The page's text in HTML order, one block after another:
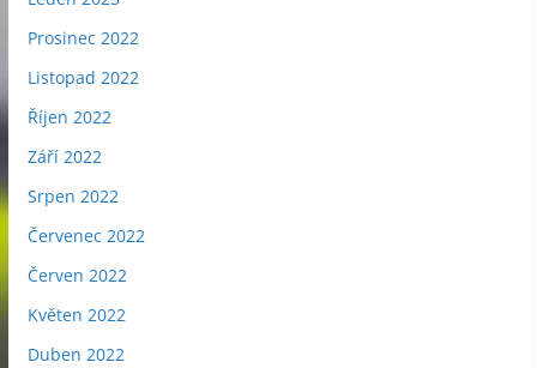
Prosinec 2022
Listopad 2022
Říjen 2022
Září 2022
Srpen 2022
Červenec 2022
Červen 2022
Květen 2022
Duben 2022